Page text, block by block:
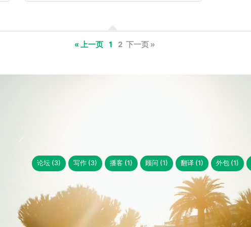
« 上一页 1 2 下一页 »
论坛 (3) 写作 (3) 播客 (1) 顾问 (1) 翻译 (1) 外包 (1)